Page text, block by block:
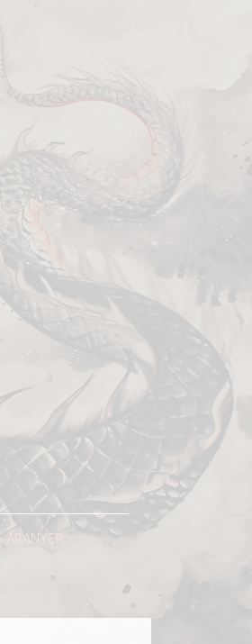
, ARANYÉR